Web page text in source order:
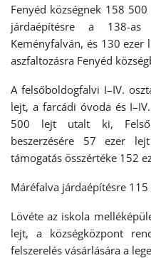
Fenyéd községnek 158
járdaépítésre a 138-
Keményfalván, és 130 ezer
aszfaltozásra Fenyéd
A felsőboldogfalvi I–IV.
lejt, a farcádi óvoda és
500 lejt utalt ki,
beszerzésére 57 ezer
támogatás összértéke 152
Máréfalva járdaépítésre
Lövéte az iskola
lejt, a községközpont
felszerelés vásárlására a